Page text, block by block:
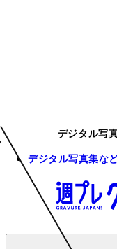
デジタル写
デジタル写真集な